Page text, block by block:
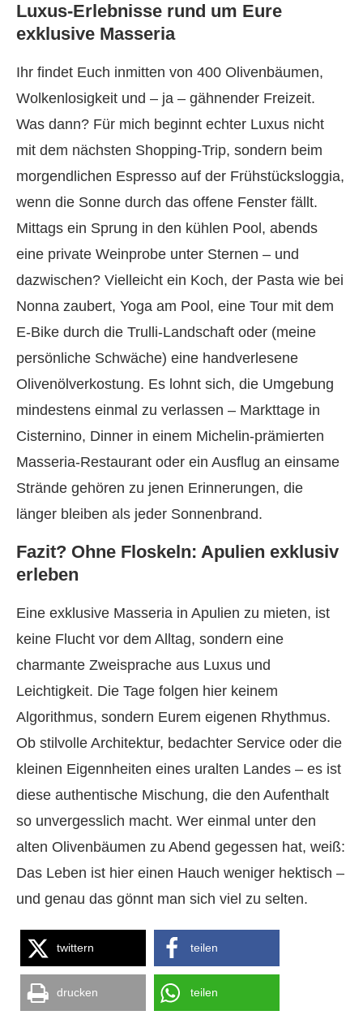
Luxus-Erlebnisse rund um Eure
exklusive Masseria
Ihr findet Euch inmitten von 400 Olivenbäumen,
Wolkenlosigkeit und – ja – gähnender Freizeit.
Was dann? Für mich beginnt echter Luxus nicht
mit dem nächsten Shopping-Trip, sondern beim
morgendlichen Espresso auf der Frühstücksloggia,
wenn die Sonne durch das offene Fenster fällt.
Mittags ein Sprung in den kühlen Pool, abends
eine private Weinprobe unter Sternen – und
dazwischen? Vielleicht ein Koch, der Pasta wie bei
Nonna zaubert, Yoga am Pool, eine Tour mit dem
E-Bike durch die Trulli-Landschaft oder (meine
persönliche Schwäche) eine handverlesene
Olivenölverkostung. Es lohnt sich, die Umgebung
mindestens einmal zu verlassen – Markttage in
Cisternino, Dinner in einem Michelin-prämierten
Masseria-Restaurant oder ein Ausflug an einsame
Strände gehören zu jenen Erinnerungen, die
länger bleiben als jeder Sonnenbrand.
Fazit? Ohne Floskeln: Apulien exklusiv
erleben
Eine exklusive Masseria in Apulien zu mieten, ist
keine Flucht vor dem Alltag, sondern eine
charmante Zweisprache aus Luxus und
Leichtigkeit. Die Tage folgen hier keinem
Algorithmus, sondern Eurem eigenen Rhythmus.
Ob stilvolle Architektur, bedachter Service oder die
kleinen Eigennheiten eines uralten Landes – es ist
diese authentische Mischung, die den Aufenthalt
so unvergesslich macht. Wer einmal unter den
alten Olivenbäumen zu Abend gegessen hat, weiß:
Das Leben ist hier einen Hauch weniger hektisch –
und genau das gönnt man sich viel zu selten.
twittern teilen
drucken teilen